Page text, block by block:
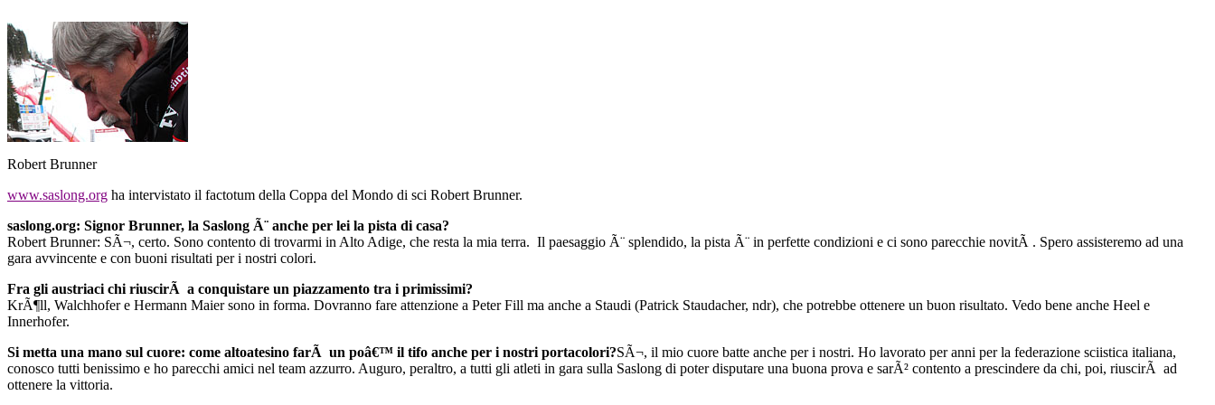
Robert Brunner
www.saslong.org ha intervistato il factotum della Coppa del Mondo di sci Robert Brunner.
saslong.org: Signor Brunner, la Saslong Ã¨ anche per lei la pista di casa?
Robert Brunner: SÃ¬, certo. Sono contento di trovarmi in Alto Adige, che resta la mia terra. Il paesaggio Ã¨ splendido, la pista Ã¨ in perfette condizioni e ci sono parecchie novitÃ . Spero assisteremo ad una
gara avvincente e con buoni risultati per i nostri colori.
Fra gli austriaci chi riuscirÃ a conquistare un piazzamento tra i primissimi?
KrÃ¶ll, Walchhofer e Hermann Maier sono in forma. Dovranno fare attenzione a Peter Fill ma anche a Staudi (Patrick Staudacher, ndr), che potrebbe ottenere un buon risultato. Vedo bene anche Heel e
Innerhofer.
Si metta una mano sul cuore: come altoatesino farÃ un poâ€™ il tifo anche per i nostri portacolori?SÃ¬, il mio cuore batte anche per i nostri. Ho lavorato per anni per la federazione sciistica italiana,
conosco tutti benissimo e ho parecchi amici nel team azzurro. Auguro, peraltro, a tutti gli atleti in gara sulla Saslong di poter disputare una buona prova e sarÃ² contento a prescindere da chi, poi, riuscirÃ ad
ottenere la vittoria.